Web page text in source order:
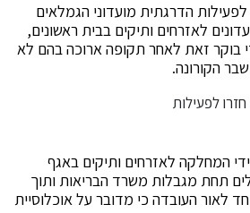
א' 7.6) חזרו לפעילות הדרגתית מועדוני הגמלאים
לאזרחים ותיקים בבית ראשונים,
בוקר זאת לאחר תקופה ארוכה בהם לא
הקורונה.
המחלקה לאזרחים ותיקים באגף
תחת מגבלות משרד הבריאות ותוך
לאור העובדה כי מדובר על אוכלוסיית